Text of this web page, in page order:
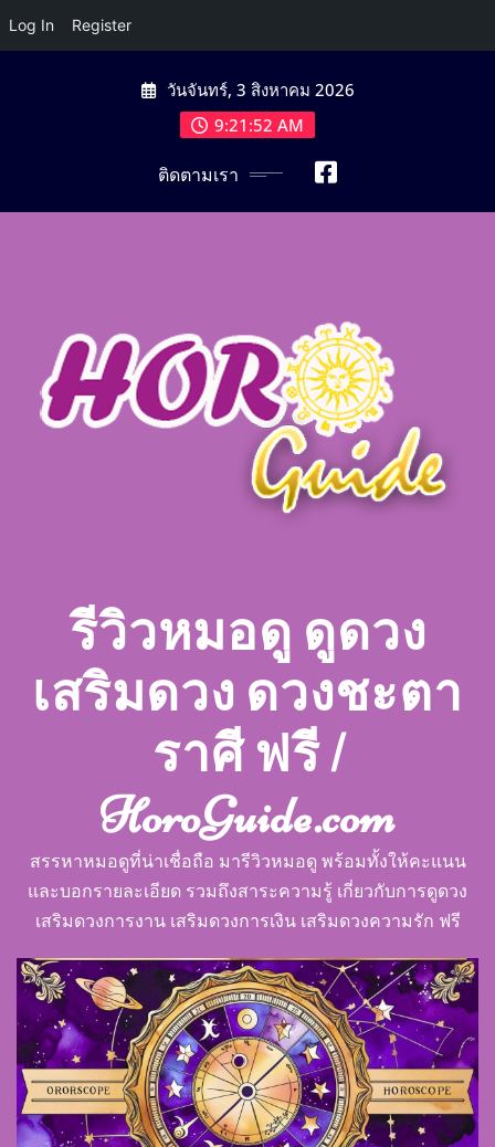
Log In Register
วันจันทร์, 3 สิงหาคม 2026
9:21:53 AM
ติดตามเรา
รีวิวหมอดู ดูดวง
เสริมดวง ดวงชะตา
ราศี ฟรี |
HoroGuide.com
สรรหาหมอดูที่น่าเชื่อถือ มารีวิวหมอดู พร้อมทั้งให้คะแนน
และบอกรายละเอียด รวมถึงสาระความรู้ เกี่ยวกับการดูดวง
เสริมดวงการงาน เสริมดวงการเงิน เสริมดวงความรัก ฟรี